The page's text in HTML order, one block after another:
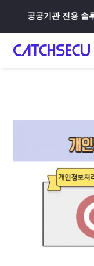
공공기관 전용 솔